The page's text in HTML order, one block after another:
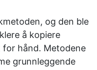
og den ble
å kopiere
for hånd. Metodene
grunnleggende